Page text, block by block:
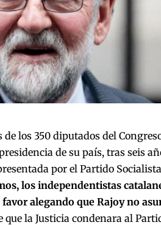
de los 350 diputados del
de su país, tras seis
por el Partido Socialista
los independentistas
alegando que Rajoy no
que la Justicia condenara al